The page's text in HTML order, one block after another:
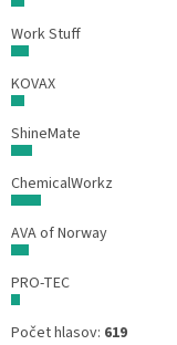
Work Stuff
KOVAX
ShineMate
ChemicalWorkz
AVA of Norway
PRO-TEC
Počet hlasov: 619